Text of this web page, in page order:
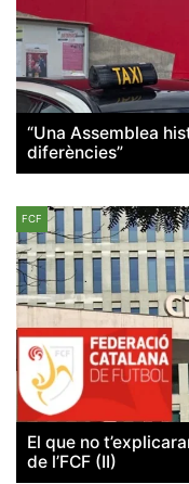
“Una Assemblea
diferències”
FCF
El que no
de l’FCF (II)